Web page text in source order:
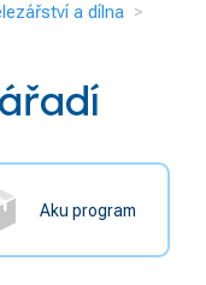
a dílna
Aku program